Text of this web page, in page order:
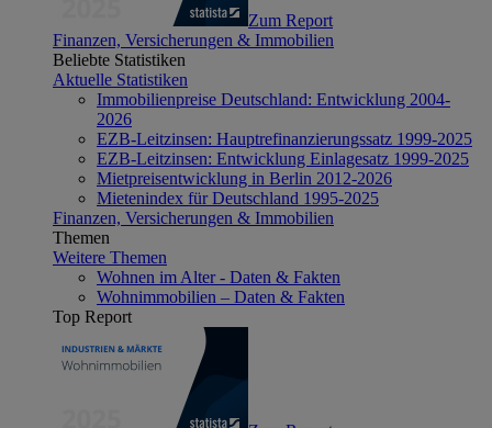
Zum Report
Finanzen, Versicherungen & Immobilien
Beliebte Statistiken
Aktuelle Statistiken
Immobilienpreise Deutschland: Entwicklung 2004-
2026
EZB-Leitzinsen: Hauptrefinanzierungssatz 1999-2025
EZB-Leitzinsen: Entwicklung Einlagesatz 1999-2025
Mietpreisentwicklung in Berlin 2012-2026
Mietenindex für Deutschland 1995-2025
Finanzen, Versicherungen & Immobilien
Themen
Weitere Themen
Wohnen im Alter - Daten & Fakten
Wohnimmobilien – Daten & Fakten
Top Report